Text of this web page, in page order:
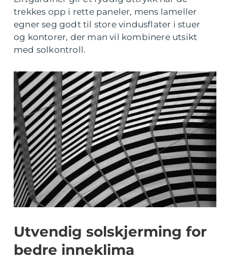
trekkes opp i rette paneler, mens lameller
egner seg godt til store vindusflater i stuer
og kontorer, der man vil kombinere utsikt
med solkontroll.
Utvendig solskjerming for
bedre inneklima